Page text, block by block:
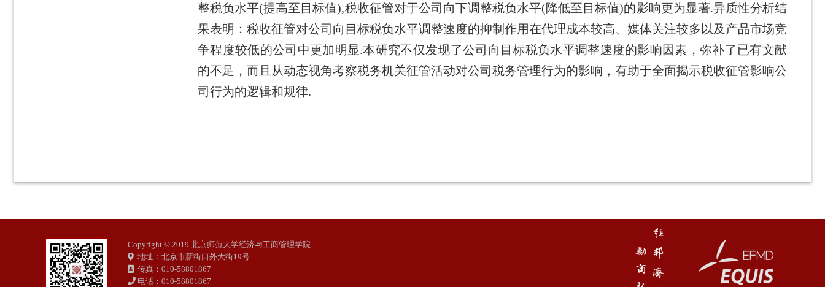
整税负水平(提高至目标值),税收征管对于公司向下调整税负水平(降低至目标值)的影响更为显著.异质性分析结
果表明：税收征管对公司向目标税负水平调整速度的抑制作用在代理成本较高、媒体关注较多以及产品市场竞
争程度较低的公司中更加明显.本研究不仅发现了公司向目标税负水平调整速度的影响因素，弥补了已有文献
的不足，而且从动态视角考察税务机关征管活动对公司税务管理行为的影响，有助于全面揭示税收征管影响公
司行为的逻辑和规律.
Copyright © 2019 北京师范大学经济与工商管理学院
地址：北京市新街口外大街19号
传真：010-58801867
电话：010-58801867